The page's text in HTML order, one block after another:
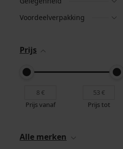
Voordeelverpakking
Prijs
Prijs vanaf Prijs tot
Alle merken